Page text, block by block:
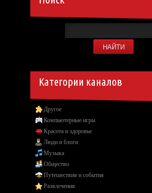
Категории каналов
Другое
Компьютерные игры
Красота и здоровье
Люди и блоги
Музыка
Общество
Путешествия и события
Развлечения